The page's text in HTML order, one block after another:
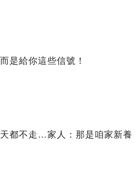
是給你這些信號！
都不走…家人：那是咱家新養